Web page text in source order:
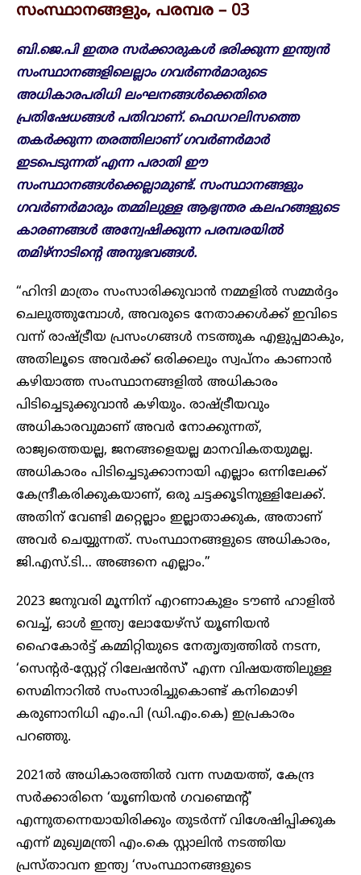
സംസ്ഥാനങ്ങളും, പരമ്പര – 03
ബി.ജെ.പി ഇതര സർക്കാരുകൾ ഭരിക്കുന്ന ഇന്ത്യൻ
സംസ്ഥാനങ്ങളിലെല്ലാം ഗവർണർമാരുടെ
അധികാരപരിധി ലംഘനങ്ങൾക്കെതിരെ
പ്രതിഷേധങ്ങൾ പതിവാണ്. ഫെഡറലിസത്തെ
തകർക്കുന്ന തരത്തിലാണ് ഗവർണർമാർ
ഇടപെടുന്നത് എന്ന പരാതി ഈ
സംസ്ഥാനങ്ങൾക്കെല്ലാമുണ്ട്. സംസ്ഥാനങ്ങളും
ഗവർണർമാരും തമ്മിലുള്ള ആഭ്യന്തര കലഹങ്ങളുടെ
കാരണങ്ങൾ അന്വേഷിക്കുന്ന പരമ്പരയിൽ
തമിഴ്നാടിന്റെ അനുഭവങ്ങൾ.
“ഹിന്ദി മാത്രം സംസാരിക്കുവാൻ നമ്മളിൽ സമ്മർദ്ദം
ചെലുത്തുമ്പോൾ, അവരുടെ നേതാക്കൾക്ക് ഇവിടെ
വന്ന് രാഷ്ട്രീയ പ്രസംഗങ്ങൾ നടത്തുക എളുപ്പമാകും,
അതിലൂടെ അവർക്ക് ഒരിക്കലും സ്വപ്നം കാണാൻ
കഴിയാത്ത സംസ്ഥാനങ്ങളിൽ അധികാരം
പിടിച്ചെടുക്കുവാൻ കഴിയും. രാഷ്ട്രീയവും
അധികാരവുമാണ് അവർ നോക്കുന്നത്,
രാജ്യത്തെയല്ല, ജനങ്ങളെയല്ല മാനവികതയുമല്ല.
അധികാരം പിടിച്ചെടുക്കാനായി എല്ലാം ഒന്നിലേക്ക്
കേന്ദ്രീകരിക്കുകയാണ്, ഒരു ചട്ടക്കൂടിനുള്ളിലേക്ക്.
അതിന് വേണ്ടി മറ്റെല്ലാം ഇല്ലാതാക്കുക, അതാണ്
അവർ ചെയ്യുന്നത്. സംസ്ഥാനങ്ങളുടെ അധികാരം,
ജി.എസ്.ടി… അങ്ങനെ എല്ലാം.”
2023 ജനുവരി മൂന്നിന് എറണാകുളം ടൗൺ ഹാളിൽ
വെച്ച്, ഓൾ ഇന്ത്യ ലോയേഴ്സ് യൂണിയൻ
ഹെെകോർട്ട് കമ്മിറ്റിയുടെ നേതൃത്വത്തിൽ നടന്ന,
‘സെന്റർ-സ്റ്റേറ്റ് റിലേഷൻസ്’ എന്ന വിഷയത്തിലുള്ള
സെമിനാറിൽ സംസാരിച്ചുകൊണ്ട് കനിമൊഴി
കരുണാനിധി എം.പി (ഡി.എം.കെ) ഇപ്രകാരം
പറഞ്ഞു.
2021ൽ അധികാരത്തിൽ വന്ന സമയത്ത്, കേന്ദ്ര
സർക്കാരിനെ ‘യൂണിയൻ ഗവണ്മെന്റ്’
എന്നുതന്നെയായിരിക്കും തുടർന്ന് വിശേഷിപ്പിക്കുക
എന്ന് മുഖ്യമന്ത്രി എം.കെ സ്റ്റാലിൻ നടത്തിയ
പ്രസ്താവന ഇന്ത്യ ‘സംസ്ഥാനങ്ങളുടെ